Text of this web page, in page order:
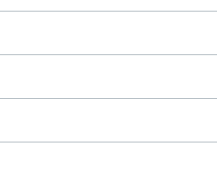
HAITI GOURDE